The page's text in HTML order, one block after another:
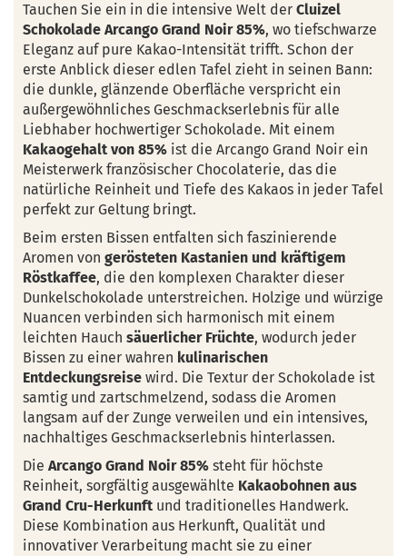
Tauchen Sie ein in die intensive Welt der Cluizel
Schokolade Arcango Grand Noir 85%, wo tiefschwarze
Eleganz auf pure Kakao-Intensität trifft. Schon der
erste Anblick dieser edlen Tafel zieht in seinen Bann:
die dunkle, glänzende Oberfläche verspricht ein
außergewöhnliches Geschmackserlebnis für alle
Liebhaber hochwertiger Schokolade. Mit einem
Kakaogehalt von 85% ist die Arcango Grand Noir ein
Meisterwerk französischer Chocolaterie, das die
natürliche Reinheit und Tiefe des Kakaos in jeder Tafel
perfekt zur Geltung bringt.
Beim ersten Bissen entfalten sich faszinierende
Aromen von gerösteten Kastanien und kräftigem
Röstkaffee, die den komplexen Charakter dieser
Dunkelschokolade unterstreichen. Holzige und würzige
Nuancen verbinden sich harmonisch mit einem
leichten Hauch säuerlicher Früchte, wodurch jeder
Bissen zu einer wahren kulinarischen
Entdeckungsreise wird. Die Textur der Schokolade ist
samtig und zartschmelzend, sodass die Aromen
langsam auf der Zunge verweilen und ein intensives,
nachhaltiges Geschmackserlebnis hinterlassen.
Die Arcango Grand Noir 85% steht für höchste
Reinheit, sorgfältig ausgewählte Kakaobohnen aus
Grand Cru-Herkunft und traditionelles Handwerk.
Diese Kombination aus Herkunft, Qualität und
innovativer Verarbeitung macht sie zu einer